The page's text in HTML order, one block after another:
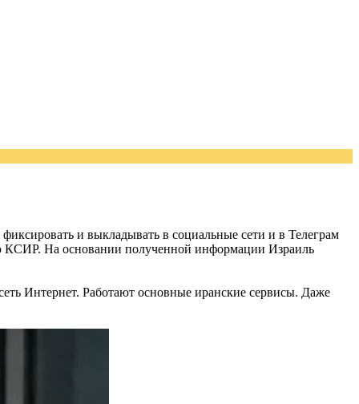
и выкладывать в социальные сети и в Телеграм
КСИР. На основании полученной информации Израиль
Интернет. Работают основные иранские сервисы. Даже